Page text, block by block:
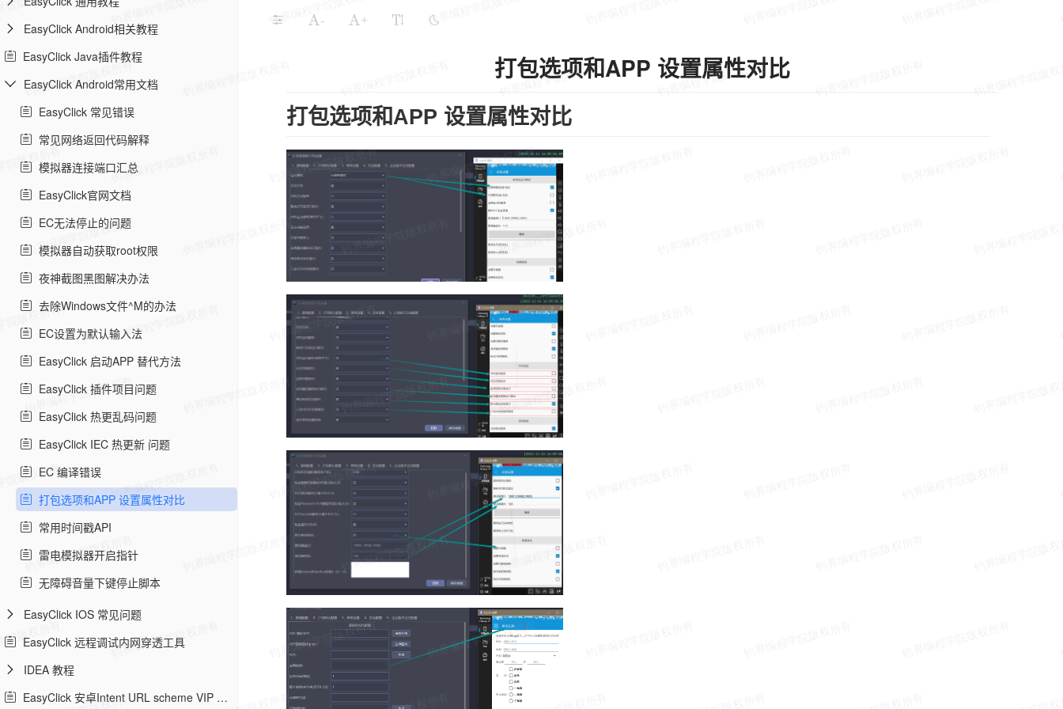
EasyClick Android相关教程
EasyClick Java插件教程
EasyClick Android常用文档
EasyClick 常见错误
常见网络返回代码解释
模拟器连接端口汇总
EasyClick官网文档
EC无法停止的问题
模拟器自动获取root权限
夜神截图黑图解决办法
去除Windows文件^M的办法
EC设置为默认输入法
EasyClick 启动APP 替代方法
EasyClick 插件项目问题
EasyClick 热更乱码问题
EasyClick IEC 热更新 问题
EC 编译错误
打包选项和APP 设置属性对比
常用时间戳API
雷电模拟器开启指针
无障碍音量下键停止脚本
EasyClick IOS 常见问题
EasyClick 远程调试内网穿透工具
IDEA 教程
EasyClick 安卓Intent URL scheme VIP 教程
- +
打包选项和APP 设置属性对比
打包选项和APP 设置属性对比